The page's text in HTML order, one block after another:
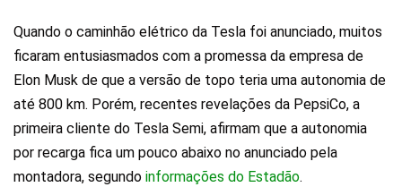
Quando o caminhão elétrico da Tesla foi anunciado, muitos
ficaram entusiasmados com a promessa da empresa de
Elon Musk de que a versão de topo teria uma autonomia de
até 800 km. Porém, recentes revelações da PepsiCo, a
primeira cliente do Tesla Semi, afirmam que a autonomia
por recarga fica um pouco abaixo no anunciado pela
montadora, segundo informações do Estadão.